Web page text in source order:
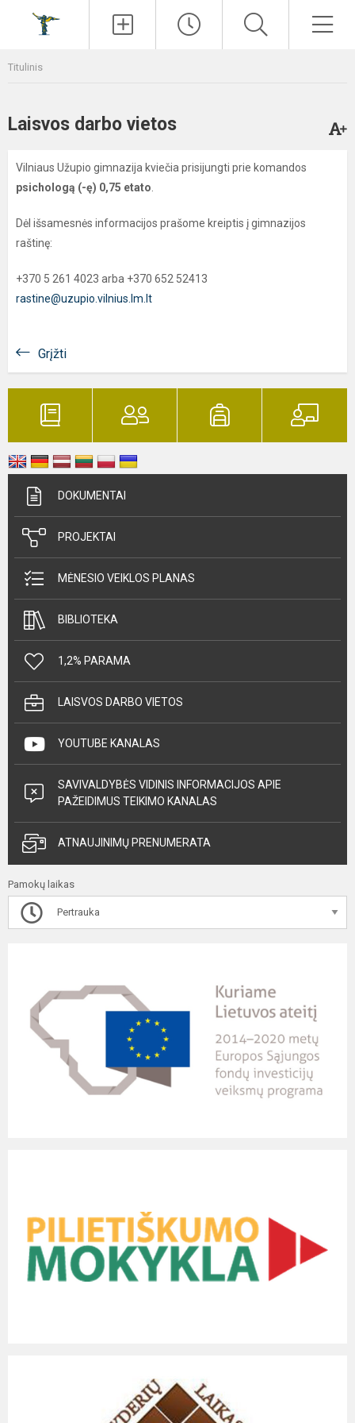
Titulinis
Laisvos darbo vietos
Vilniaus Užupio gimnazija kviečia prisijungti prie komandos
psichologą (-ę) 0,75 etato
Dėl išsamesnės informacijos prašome kreiptis į gimnazijos
raštinę:
+370 5 261 4023 arba +370 652 52413
rastine@uzupio.vilnius.lm.lt
Grįžti
DOKUMENTAI
PROJEKTAI
MĖNESIO VEIKLOS PLANAS
BIBLIOTEKA
1,2% PARAMA
LAISVOS DARBO VIETOS
YOUTUBE KANALAS
SAVIVALDYBĖS VIDINIS INFORMACIJOS APIE
PAŽEIDIMUS TEIKIMO KANALAS
ATNAUJINIMŲ PRENUMERATA
Pamokų laikas
Pertrauka